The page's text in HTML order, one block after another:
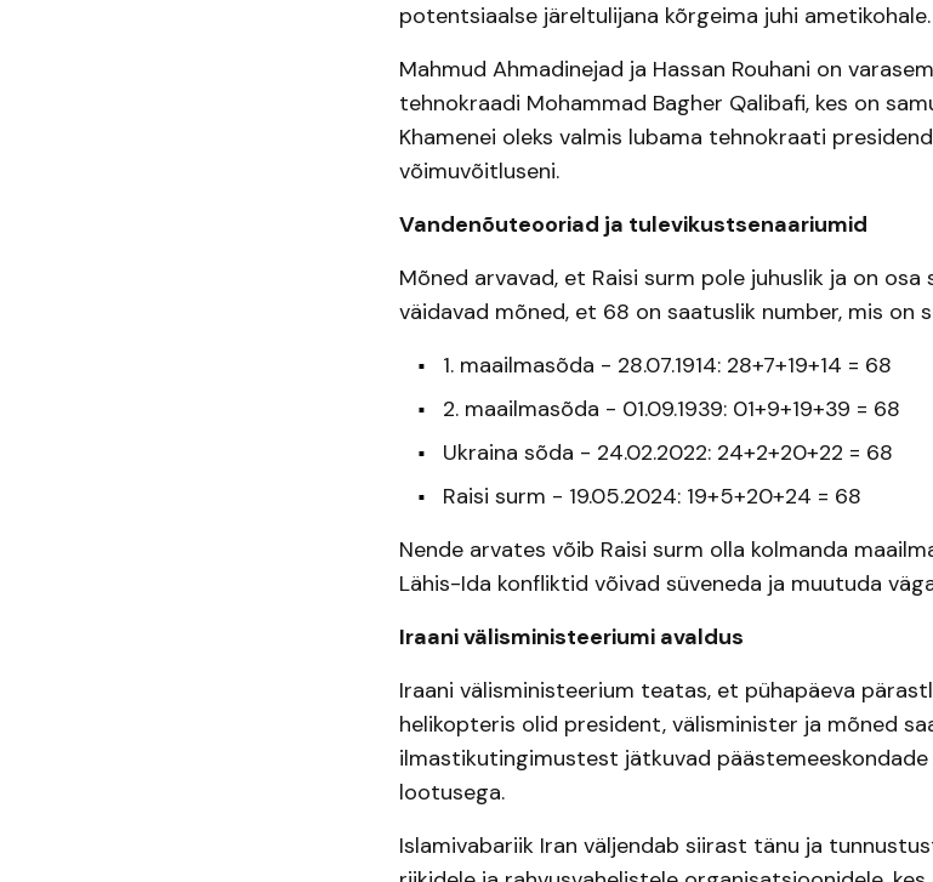
potentsiaalse järeltulijana kõrgeima juhi ametikohale.
Mahmud Ahmadinejad ja Hassan Rouhani on
tehnokraadi Mohammad Bagher Qalibafi, kes on
Khamenei oleks valmis lubama tehnokraati
võimuvõitluseni.
Vandenõuteooriad ja tulevikustsenaariumid
Mõned arvavad, et Raisi surm pole juhuslik ja on
väidavad mõned, et 68 on saatuslik number, mis on
1. maailmasõda - 28.07.1914: 28+7+19+14 = 68
2. maailmasõda - 01.09.1939: 01+9+19+39 = 68
Ukraina sõda - 24.02.2022: 24+2+20+22 = 68
Raisi surm - 19.05.2024: 19+5+20+24 = 68
Nende arvates võib Raisi surm olla kolmanda
Lähis-Ida konfliktid võivad süveneda ja muutuda
Iraani välisministeeriumi avaldus
Iraani välisministeerium teatas, et pühapäeva
helikopteris olid president, välisminister ja mõned
ilmastikutingimustest jätkuvad
lootusega.
Islamivabariik Iran väljendab siirast tänu ja